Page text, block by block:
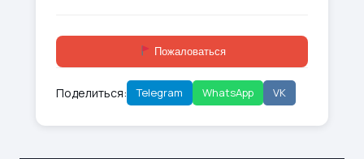
Пожаловаться
Поделиться: Telegram WhatsApp VK